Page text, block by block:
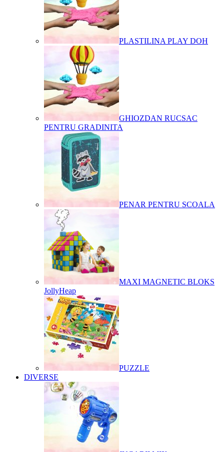
PLASTILINA PLAY DOH
GHIOZDAN RUCSAC
PENTRU GRADINITA
PENAR PENTRU SCOALA
MAXI MAGNETIC BLOKS
JollyHeap
PUZZLE
DIVERSE